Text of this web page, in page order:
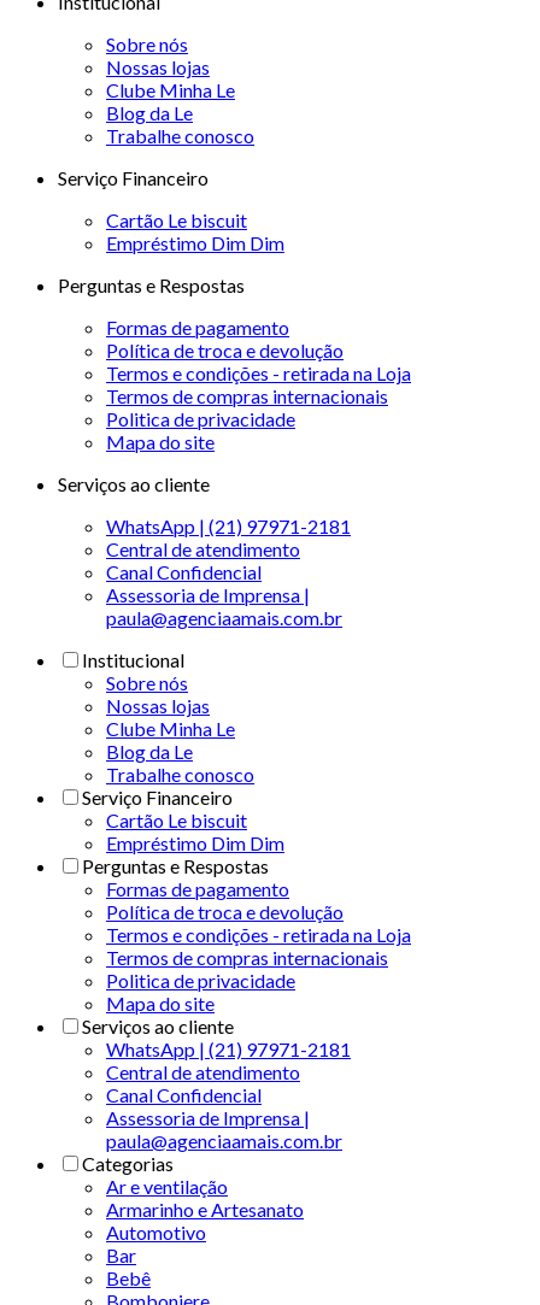
Sobre nós
Nossas lojas
Clube Minha Le
Blog da Le
Trabalhe conosco
Serviço Financeiro
Cartão Le biscuit
Empréstimo Dim Dim
Perguntas e Respostas
Formas de pagamento
Política de troca e devolução
Termos e condições - retirada na Loja
Termos de compras internacionais
Politica de privacidade
Mapa do site
Serviços ao cliente
WhatsApp | (21) 97971-2181
Central de atendimento
Canal Confidencial
Assessoria de Imprensa |
paula@agenciaamais.com.br
Institucional
Sobre nós
Nossas lojas
Clube Minha Le
Blog da Le
Trabalhe conosco
Serviço Financeiro
Cartão Le biscuit
Empréstimo Dim Dim
Perguntas e Respostas
Formas de pagamento
Política de troca e devolução
Termos e condições - retirada na Loja
Termos de compras internacionais
Politica de privacidade
Mapa do site
Serviços ao cliente
WhatsApp | (21) 97971-2181
Central de atendimento
Canal Confidencial
Assessoria de Imprensa |
paula@agenciaamais.com.br
Categorias
Ar e ventilação
Armarinho e Artesanato
Automotivo
Bar
Bebê